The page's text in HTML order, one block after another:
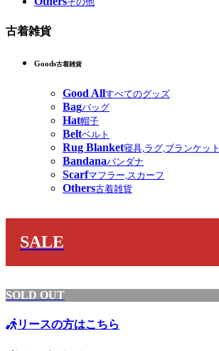
古着雑貨
Goods古着雑貨
Good Allすべてのグッズ
Bagバッグ
Hat帽子
Beltベルト
Rug Blanket寝具,ラグ,ブランケット
Bandanaバンダナ
Scarfマフラー,スカーフ
Others古着雑貨
SALE
SOLD OUT
リースの方はこちら